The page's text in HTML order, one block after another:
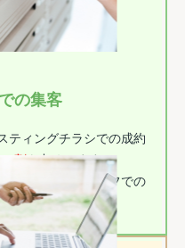
の集客
ティングチラシでの成約
割も占めてます！
スティングスタッフでの
を実現します！